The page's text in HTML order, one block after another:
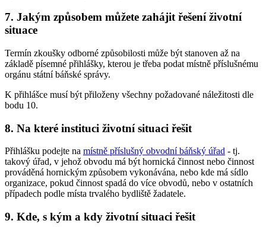
7. Jakým způsobem můžete zahájit řešení životní
situace
Termín zkoušky odborné způsobilosti může být stanoven až na
základě písemné přihlášky, kterou je třeba podat místně příslušnému
orgánu státní báňské správy.
K přihlášce musí být přiloženy všechny požadované náležitosti dle
bodu 10.
8. Na které instituci životní situaci řešit
Přihlášku podejte na místně příslušný obvodní báňský úřad - tj.
takový úřad, v jehož obvodu má být hornická činnost nebo činnost
prováděná hornickým způsobem vykonávána, nebo kde má sídlo
organizace, pokud činnost spadá do více obvodů, nebo v ostatních
případech podle místa trvalého bydliště žadatele.
9. Kde, s kým a kdy životní situaci řešit